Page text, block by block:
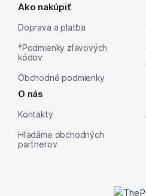
Ako nakúpiť
Doprava a platba
*Podmienky zľavových
kódov
Obchodné podmienky
O nás
Kontakty
Hľadáme obchodných
partnerov